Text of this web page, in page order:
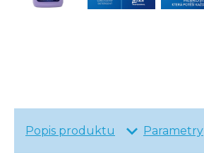
Popis produktu Parametry